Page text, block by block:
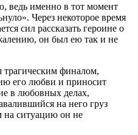
ведь именно в тот момент
Через некоторое время
сил рассказать героине о
он был ею так и не
трагическим финалом,
его любви и приносит
в любовных делах,
на него груз
на ситуацию он не